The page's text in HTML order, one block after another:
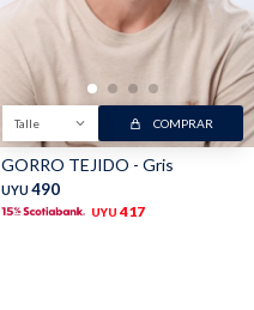
Talle COMPRAR
GORRO TEJIDO - Gris
UYU 490
UYU 417